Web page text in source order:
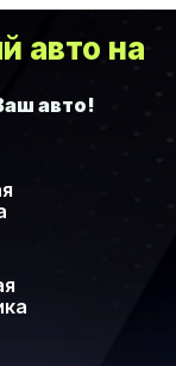
авто на